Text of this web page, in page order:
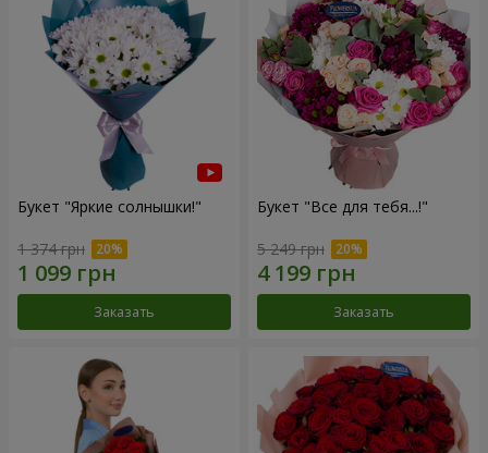
Букет "Яркие солнышки!"
1 374 грн
Заказать
Букет "Все для тебя...!"
5 249 грн
Заказать